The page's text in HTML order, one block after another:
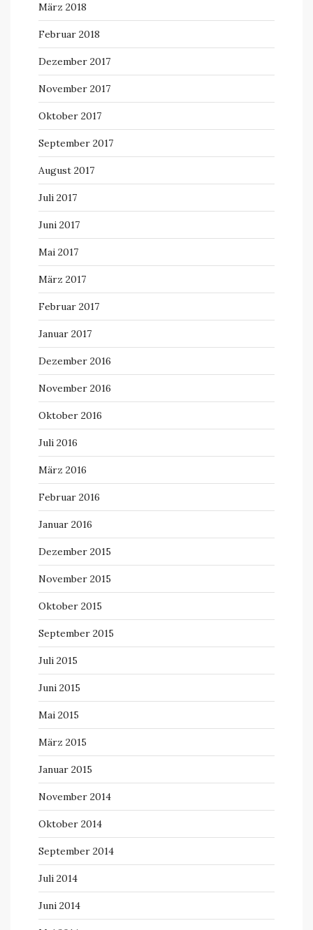
März 2018
Februar 2018
Dezember 2017
November 2017
Oktober 2017
September 2017
August 2017
Juli 2017
Juni 2017
Mai 2017
März 2017
Februar 2017
Januar 2017
Dezember 2016
November 2016
Oktober 2016
Juli 2016
März 2016
Februar 2016
Januar 2016
Dezember 2015
November 2015
Oktober 2015
September 2015
Juli 2015
Juni 2015
Mai 2015
März 2015
Januar 2015
November 2014
Oktober 2014
September 2014
Juli 2014
Juni 2014